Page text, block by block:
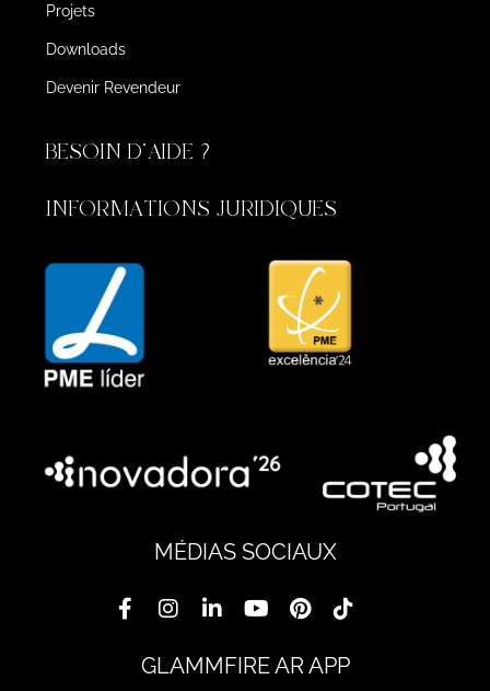
Projets
Downloads
Devenir Revendeur
BESOIN D'AIDE ?
INFORMATIONS JURIDIQUES
MÉDIAS SOCIAUX
GLAMMFIRE AR APP